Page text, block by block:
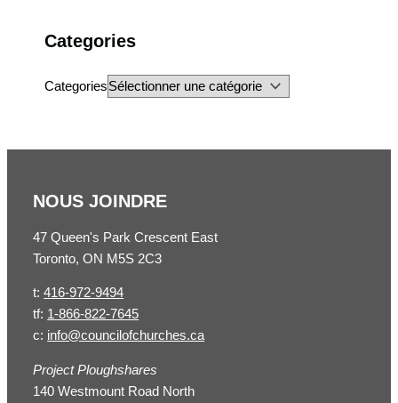
Categories
Categories
NOUS JOINDRE
47 Queen's Park Crescent East
Toronto, ON M5S 2C3
t:416-972-9494
tf: 1-866-822-7645
c: info@councilofchurches.ca
Project Ploughshares
140 Westmount Road North